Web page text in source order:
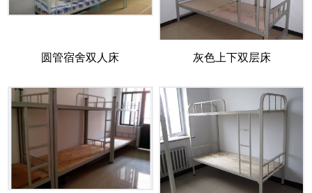
圆管宿舍双人床 灰色上下双层床